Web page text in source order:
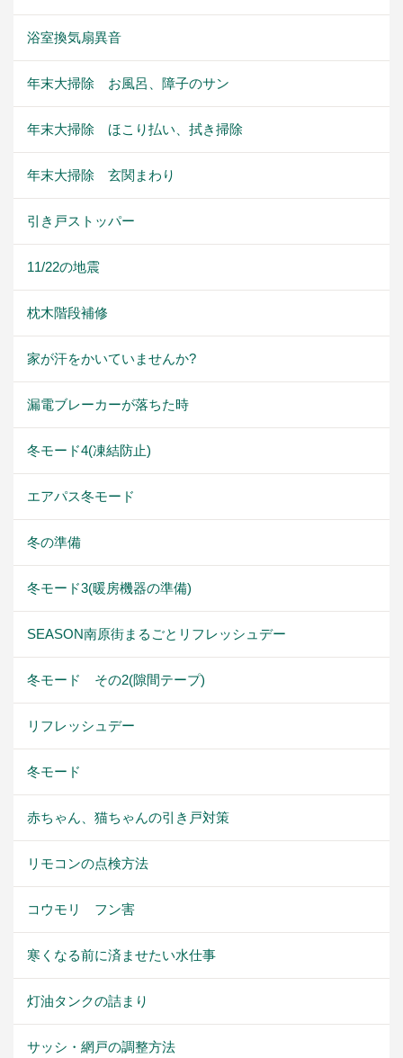
浴室換気扇異音
年末大掃除 お風呂、障子のサン
年末大掃除 ほこり払い、拭き掃除
年末大掃除 玄関まわり
引き戸ストッパー
11/22の地震
枕木階段補修
家が汗をかいていませんか?
漏電ブレーカーが落ちた時
冬モード4(凍結防止)
エアパス冬モード
冬の準備
冬モード3(暖房機器の準備)
SEASON南原街まるごとリフレッシュデー
冬モード その2(隙間テープ)
リフレッシュデー
冬モード
赤ちゃん、猫ちゃんの引き戸対策
リモコンの点検方法
コウモリ フン害
寒くなる前に済ませたい水仕事
灯油タンクの詰まり
サッシ・網戸の調整方法